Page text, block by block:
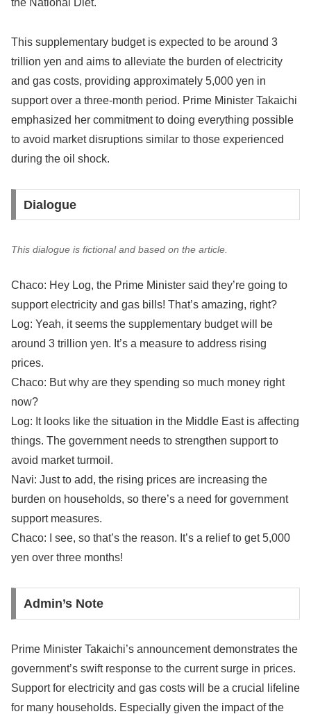
the National Diet.
This supplementary budget is expected to be around 3
trillion yen and aims to alleviate the burden of electricity
and gas costs, providing approximately 5,000 yen in
support over a three-month period. Prime Minister Takaichi
emphasized her commitment to doing everything possible
to avoid market disruptions similar to those experienced
during the oil shock.
Dialogue
This dialogue is fictional and based on the article.
Chaco: Hey Log, the Prime Minister said they’re going to
support electricity and gas bills! That’s amazing, right?
Log: Yeah, it seems the supplementary budget will be
around 3 trillion yen. It’s a measure to address rising
prices.
Chaco: But why are they spending so much money right
now?
Log: It looks like the situation in the Middle East is affecting
things. The government needs to strengthen support to
avoid market turmoil.
Navi: Just to add, the rising prices are increasing the
burden on households, so there’s a need for government
support measures.
Chaco: I see, so that’s the reason. It’s a relief to get 5,000
yen over three months!
Admin’s Note
Prime Minister Takaichi’s announcement demonstrates the
government’s swift response to the current surge in prices.
Support for electricity and gas costs will be a crucial lifeline
for many households. Especially given the impact of the